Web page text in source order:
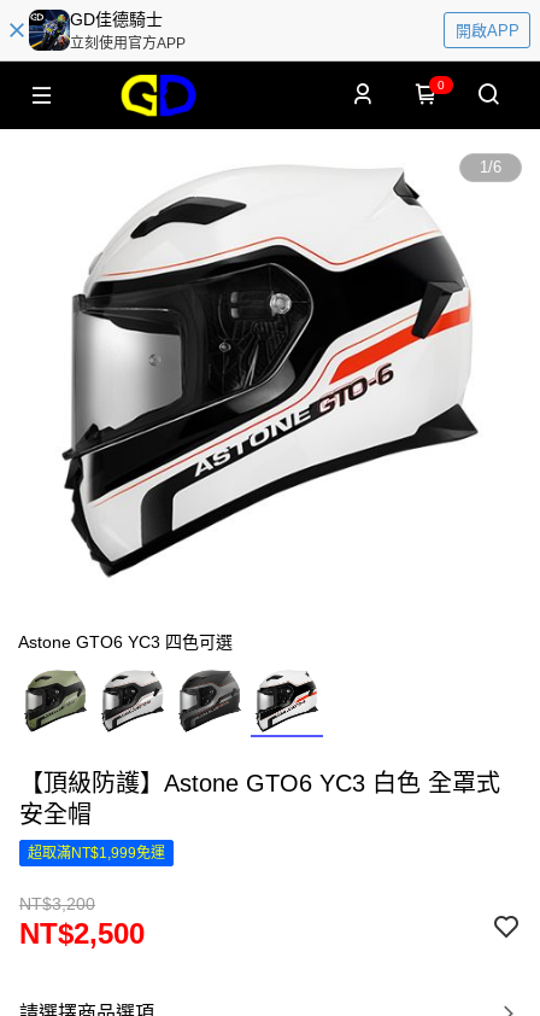
GD佳德騎士
立刻使用官方APP
開啟APP
0
1/6
Astone GTO6 YC3 四色可選
【頂級防護】Astone GTO6 YC3 白色 全罩式
安全帽
超取滿NT$1,999免運
NT$3,200
NT$2,500